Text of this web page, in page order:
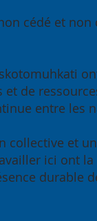
cédé et non
de
entre les
collective et
ici ont
durable